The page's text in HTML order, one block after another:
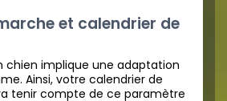
et calendrier de
chien implique une adaptation
Ainsi, votre calendrier de
tenir compte de ce paramètre